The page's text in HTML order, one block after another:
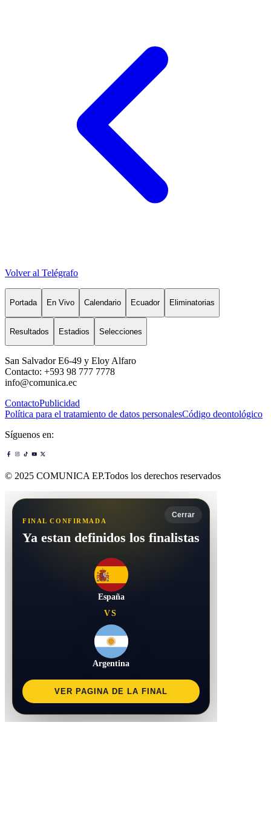
Volver al Telégrafo
Portada En Vivo Calendario Ecuador Eliminatorias
Resultados Estadios Selecciones
San Salvador E6-49 y Eloy Alfaro
Contacto: +593 98 777 7778
info@comunica.ec
ContactoPublicidad
Política para el tratamiento de datos personalesCódigo deontológico
Síguenos en:
© 2025 COMUNICA EP.Todos los derechos reservados
Cerrar
FINAL CONFIRMADA
Ya estan definidos los finalistas
España
VS
Argentina
VER PAGINA DE LA FINAL